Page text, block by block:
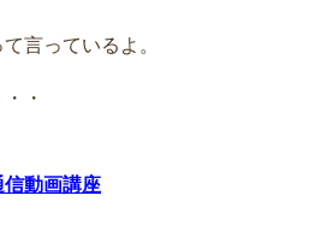
言っているよ。
・
動画講座